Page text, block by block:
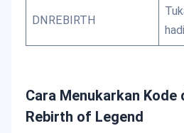
DNREBIRTH
Cara Menukarkan Kode
Rebirth of Legend